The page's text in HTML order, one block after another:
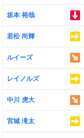
坂本 裕哉
若松 尚輝
ルイーズ
レイノルズ
中川 虎大
宮城 滝太